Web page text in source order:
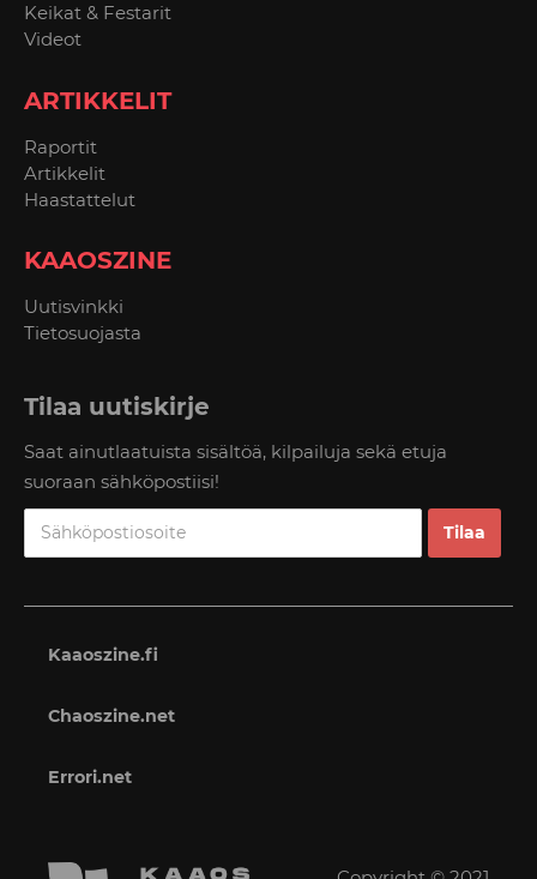
Keikat & Festarit
Videot
ARTIKKELIT
Raportit
Artikkelit
Haastattelut
KAAOSZINE
Uutisvinkki
Tietosuojasta
Tilaa uutiskirje
Saat ainutlaatuista sisältöä, kilpailuja sekä etuja
suoraan sähköpostiisi!
Kaaoszine.fi
Chaoszine.net
Errori.net